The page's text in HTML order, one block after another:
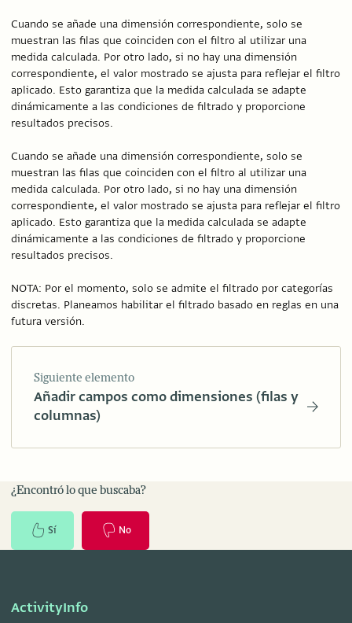
Cuando se añade una dimensión correspondiente, solo se
muestran las filas que coinciden con el filtro al utilizar una
medida calculada. Por otro lado, si no hay una dimensión
correspondiente, el valor mostrado se ajusta para reflejar el filtro
aplicado. Esto garantiza que la medida calculada se adapte
dinámicamente a las condiciones de filtrado y proporcione
resultados precisos.
Cuando se añade una dimensión correspondiente, solo se
muestran las filas que coinciden con el filtro al utilizar una
medida calculada. Por otro lado, si no hay una dimensión
correspondiente, el valor mostrado se ajusta para reflejar el filtro
aplicado. Esto garantiza que la medida calculada se adapte
dinámicamente a las condiciones de filtrado y proporcione
resultados precisos.
NOTA: Por el momento, solo se admite el filtrado por categorías
discretas. Planeamos habilitar el filtrado basado en reglas en una
futura versión.
Siguiente elemento
Añadir campos como dimensiones (filas y
columnas)
¿Encontró lo que buscaba?
Sí No
ActivityInfo